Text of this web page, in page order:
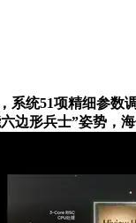
统51项精细参数
边形兵士”姿势，